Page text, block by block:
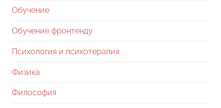
Обучение
Обучение фронтенду
Психология и психотерапия
Физика
Философия